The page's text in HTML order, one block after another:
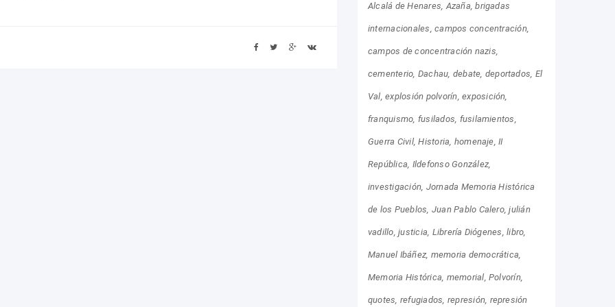
Alcalá de Henares Azaña brigadas
internacionales campos concentración
campos de concentración nazis
cementerio Dachau debate deportados El
Val explosión polvorín exposición
franquismo fusilados fusilamientos
Guerra Civil Historia homenaje II
República Ildefonso González
investigación Jornada Memoria Histórica
de los Pueblos Juan Pablo Calero julián
vadillo justicia Librería Diógenes libro
Manuel Ibáñez memoria democrática
Memoria Histórica memorial Polvorín
quotes refugiados represión represión